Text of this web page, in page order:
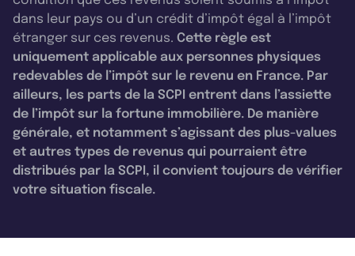
dans leur pays ou d’un crédit d’impôt égal à l’impôt
étranger sur ces revenus. Cette règle est
uniquement applicable aux personnes physiques
redevables de l’impôt sur le revenu en France. Par
ailleurs, les parts de la SCPI entrent dans l’assiette
de l’impôt sur la fortune immobilière. De manière
générale, et notamment s’agissant des plus-values
et autres types de revenus qui pourraient être
distribués par la SCPI, il convient toujours de vérifier
votre situation fiscale.